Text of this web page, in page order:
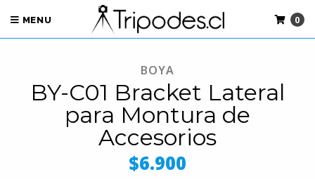
MENU 0
BOYA
BY-C01 Bracket Lateral
para Montura de
Accesorios
$6.900